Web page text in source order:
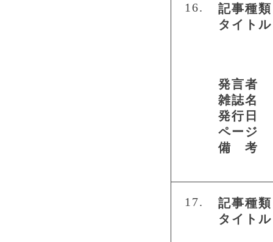
16.
記事種類
タイトル
発言者
雑誌名
発行日
ページ
備 考
17.
記事種類
タイトル